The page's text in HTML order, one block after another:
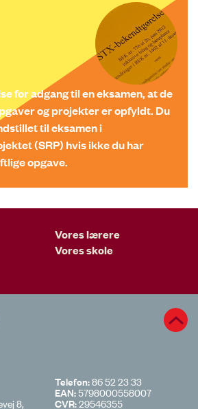
for adgang til en eksamen, at de
og projekter er opfyldt. Du
til eksamen i
(SRP) hvis ikke du har
opgave.
Vores lærere
Vores skole
8,
Telefon:86 52 23 33
EAN:5798000558007
CVR:29546355